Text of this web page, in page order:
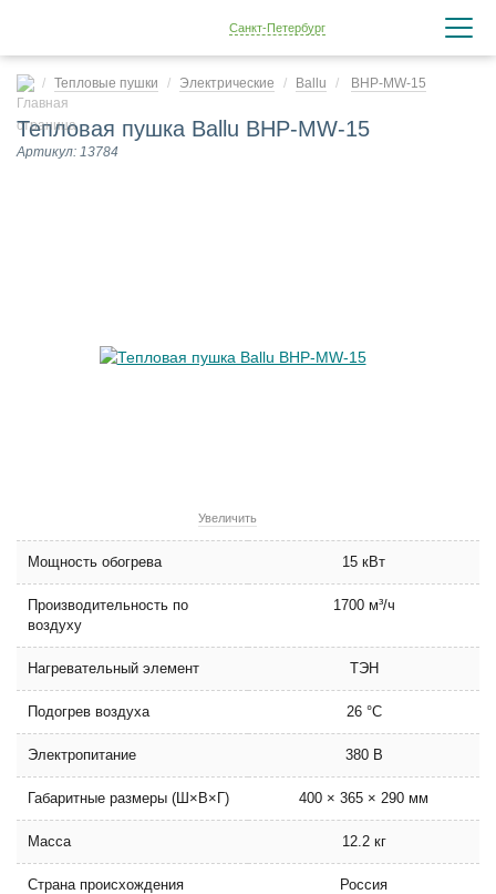
Санкт-Петербург
Тепловые пушки Электрические Ballu BHP-MW-15
Тепловая пушка Ballu BHP-MW-15
Артикул: 13784
Увеличить
Мощность обогрева 15 кВт
Производительность по
воздуху
1700 м³/ч
Нагревательный элемент ТЭН
Подогрев воздуха 26 °C
Электропитание 380 В
Габаритные размеры (Ш×В×Г) 400 × 365 × 290 мм
Масса 12.2 кг
Страна происхождения Россия